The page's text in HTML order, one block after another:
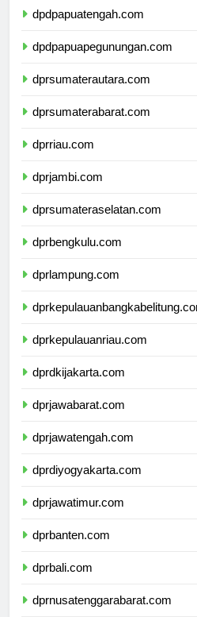
dpdpapuatengah.com
dpdpapuapegunungan.com
dprsumaterautara.com
dprsumaterabarat.com
dprriau.com
dprjambi.com
dprsumateraselatan.com
dprbengkulu.com
dprlampung.com
dprkepulauanriau.com
dprdkijakarta.com
dprjawabarat.com
dprjawatengah.com
dprdiyogyakarta.com
dprjawatimur.com
dprbanten.com
dprbali.com
dprnusatenggarabarat.com